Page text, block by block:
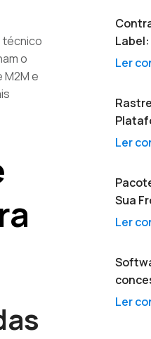
técnico
o
e
Ler
Ler
Sua
Ler
Ler